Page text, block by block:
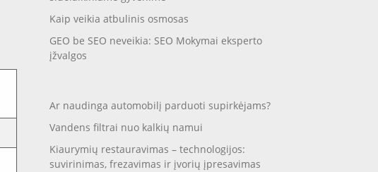
Kaip veikia atbulinis osmosas
GEO be SEO neveikia: SEO Mokymai eksperto
įžvalgos
Ar naudinga automobilį parduoti supirkėjams?
Vandens filtrai nuo kalkių namui
Kiaurymių restauravimas – technologijos:
suvirinimas, frezavimas ir įvorių įpresavimas